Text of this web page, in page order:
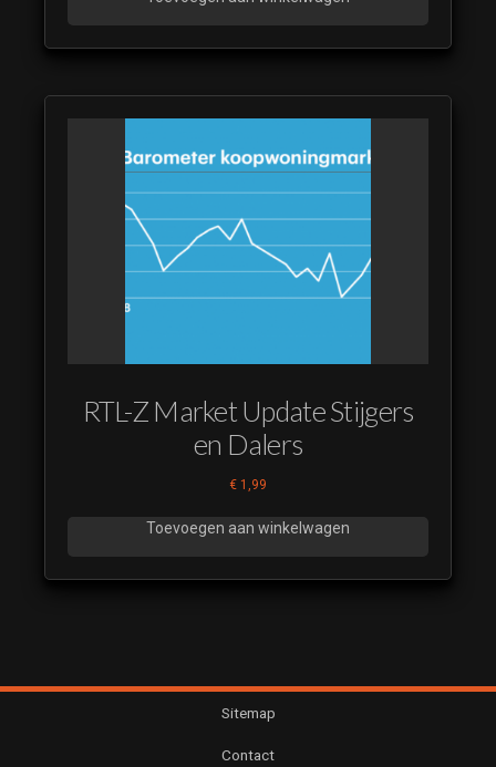
RTL-Z Market Update Stijgers
en Dalers
€ 1,99
Toevoegen aan winkelwagen
Sitemap
Contact